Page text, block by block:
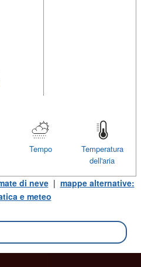
Temperatura
dell'aria
Tempo
di neve| mappe alternative:
e meteo